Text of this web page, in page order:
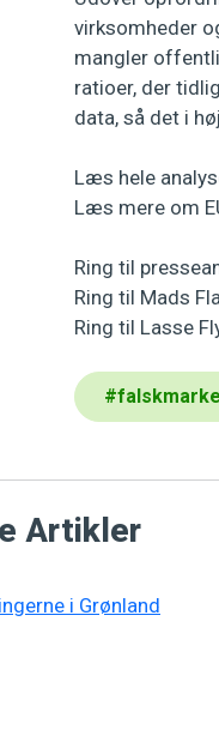
virksomheder
mangler
ratioer, der
data, så det i
Læs hele
Læs mere om
Ring til
Ring til Mads
Ring til Lasse
#
Artikler